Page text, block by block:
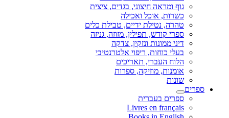
גוף ומראה חיצוני, בגדים, ציצית
כשרות, אוכל ואכילה
טהרה, נטילת ידיים, טבילת כלים
ספרי קודש, תפילין, מזוזה, גניזה
דיני ממונות ונזקין, צדקה
בעלי כוחות, ריפוי אלטרנטיבי
הלוח העברי, תאריכים
אומנות, מוזיקה, ספרות
שונות
ספרים
ספרים בעברית
Livres en français